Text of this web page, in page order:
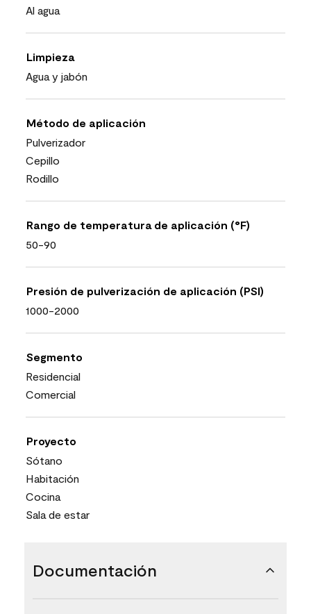
Al agua
Limpieza
Agua y jabón
Método de aplicación
Pulverizador
Cepillo
Rodillo
Rango de temperatura de aplicación (°F)
50-90
Presión de pulverización de aplicación (PSI)
1000-2000
Segmento
Residencial
Comercial
Proyecto
Sótano
Habitación
Cocina
Sala de estar
Documentación